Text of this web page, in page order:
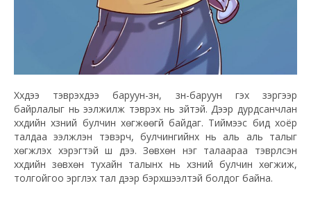
Хүүхдээ тэврэхдээ баруун-зүүн, зүүн-баруун гэх зэргээр
байрлалыг нь ээлжилж тэврэх нь зүйтэй. Дээр дурдсанчлан
хүүхдийн хүзүүний булчин хөгжөөгүй байдаг. Тиймээс бид хоёр
талдаа ээлжлэн тэвэрч, булчингийнх нь аль аль талыг
хөгжүүлэх хэрэгтэй шүү дээ. Зөвхөн нэг талаараа тэврүүлсэн
хүүхдийн зөвхөн тухайн талынх нь хүзүүний булчин хөгжиж,
толгойгоо эргүүлэх тал дээр бэрхшээлтэй болдог байна.